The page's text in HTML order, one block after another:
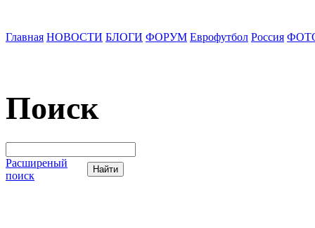
Главная НОВОСТИ БЛОГИ ФОРУМ Еврофутбол Россия
Поиск
Расширеный
поиск